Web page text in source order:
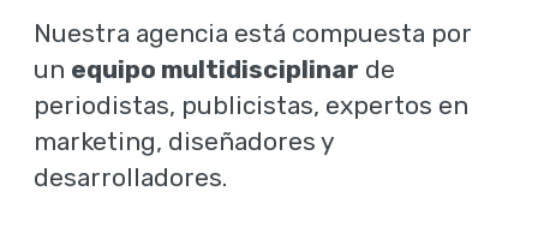
Nuestra agencia está compuesta por
un equipo multidisciplinar de
periodistas, publicistas, expertos en
marketing, diseñadores y
desarrolladores.